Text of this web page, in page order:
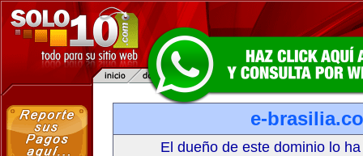
e-
El dueño de este dominio lo